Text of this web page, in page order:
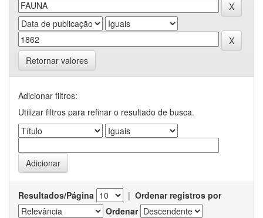
Retornar valores
Adicionar filtros:
Utilizar filtros para refinar o resultado de busca.
Resultados/Página | Ordenar registros por
Ordenar